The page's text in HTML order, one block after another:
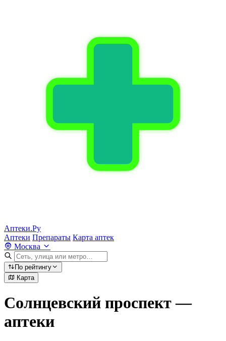
Аптеки.Ру
Аптеки Препараты Карта аптек
Москва
По рейтингу
Карта
Солнцевский проспект —
аптеки